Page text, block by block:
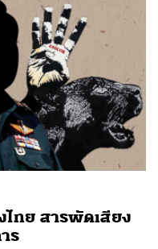
ไทย สารพัดเสียง
ร
EMAIL